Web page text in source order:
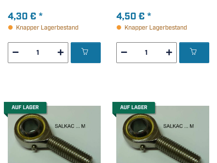
4,30 € *
Knapper Lagerbestand
4,50 € *
Knapper Lagerbestand
AUF LAGER AUF LAGER